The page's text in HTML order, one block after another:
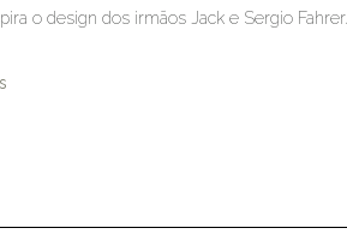
o design dos irmãos Jack e Sergio Fahrer.